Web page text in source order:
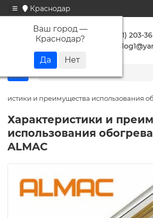
Краснодар
Ваш город —
Краснодар?
+7 (861) 203-
и преимущества использования
Характеристики и
использования
ALMAC